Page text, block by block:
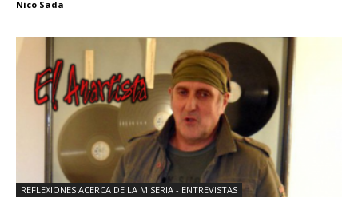
Nico Sada
REFLEXIONES ACERCA DE LA MISERIA - ENTREVISTAS